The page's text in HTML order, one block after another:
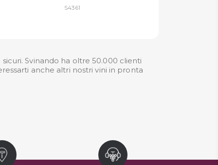
S4361
Svinando ha oltre 50.000 clienti
anche altri nostrivini in pronta